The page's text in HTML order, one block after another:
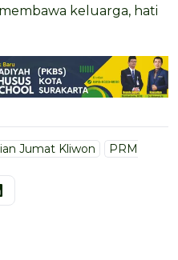
keluarga, hati
Jumat Kliwon
PRM